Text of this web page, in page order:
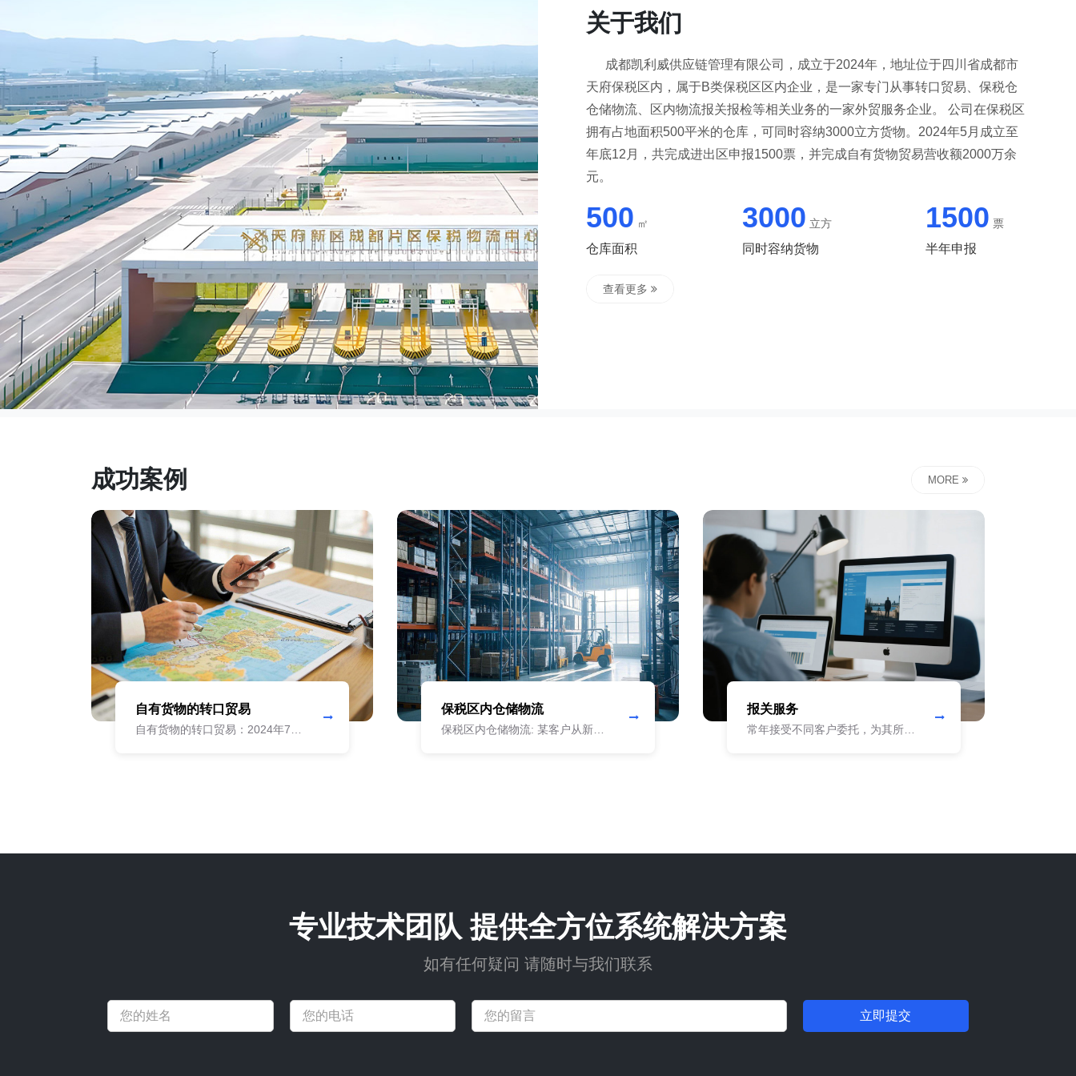
关于我们
成都凯利威供应链管理有限公司，成立于2024年，地址位于四川省成都市
天府保税区内，属于B类保税区区内企业，是一家专门从事转口贸易、保税仓
仓储物流、区内物流报关报检等相关业务的一家外贸服务企业。 公司在保税区
拥有占地面积500平米的仓库，可同时容纳3000立方货物。2024年5月成立至
年底12月，共完成进出区申报1500票，并完成自有货物贸易营收额2000万余
元。
500 ㎡
仓库面积
3000 立方
同时容纳货物
1500 票
半年申报
查看更多
成功案例 MORE
自有货物的转口贸易
自有货物的转口贸易：2024年7月
保税区内仓储物流
保税区内仓储物流: 某客户从新加
报关服务
常年接受不同客户委托，为其所有
专业技术团队 提供全方位系统解决方案
如有任何疑问 请随时与我们联系
立即提交